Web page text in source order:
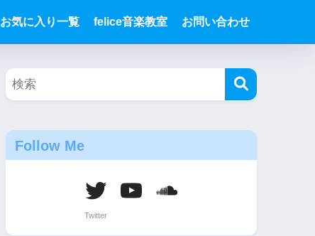
お気に入り一覧 felice音楽教室 お問い合わせ
Follow Me